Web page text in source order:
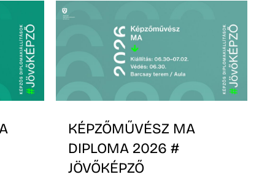
KÉPZŐMŰVÉSZ MA
DIPLOMA 2026 #
JÖVŐKÉPZŐ